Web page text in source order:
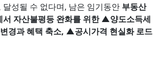
성될 수 없다며, 남은 임기동안 부동산
서 자산불평등 완화를 위한 ▲양도소득세
경과 혜택 축소, ▲공시가격 현실화 로드